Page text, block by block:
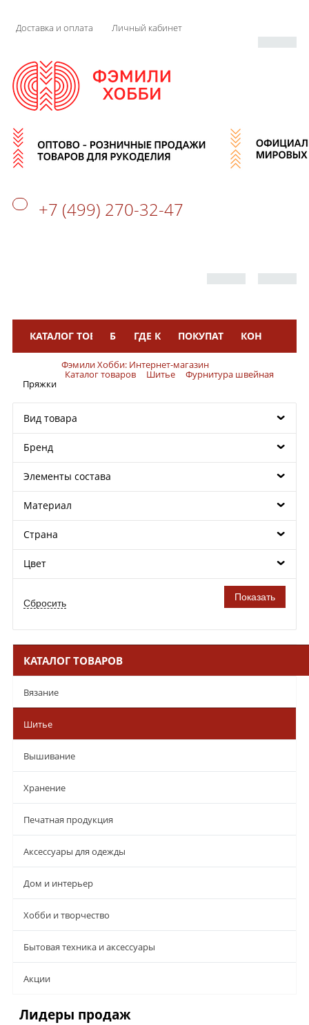
Доставка и оплата Личный кабинет
+7 (499) 270-32-47
КАТАЛОГ ТОВАРОВБРЕНДЫГДЕ КУПИТЬПОКУПАТЕЛЯМКОНТАКТЫ
Фэмили Хобби: Интернет-магазин
Каталог товаров Шитье Фурнитура швейная
Пряжки
Вид товара
Бренд
Элементы состава
Материал
Страна
Цвет
КАТАЛОГ ТОВАРОВ
Вязание
Шитье
Вышивание
Хранение
Печатная продукция
Аксессуары для одежды
Дом и интерьер
Хобби и творчество
Бытовая техника и аксессуары
Aкции
Лидеры продаж